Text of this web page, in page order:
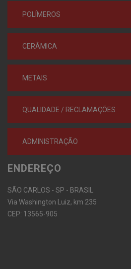
POLÍMEROS
CERÂMICA
METAIS
QUALIDADE / RECLAMAÇÕES
ADMINISTRAÇÃO
ENDEREÇO
SÃO CARLOS - SP - BRASIL
Via Washington Luiz, km 235
CEP: 13565-905